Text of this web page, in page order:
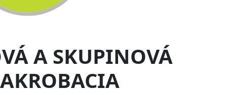
A SKUPINOVÁ
AKROBACIA